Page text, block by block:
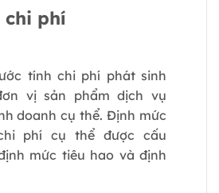
phí
tính chi phí phát sinh
vị sản phẩm dịch vụ
doanh cụ thể. Định mức
phí cụ thể được cấu
mức tiêu hao và định